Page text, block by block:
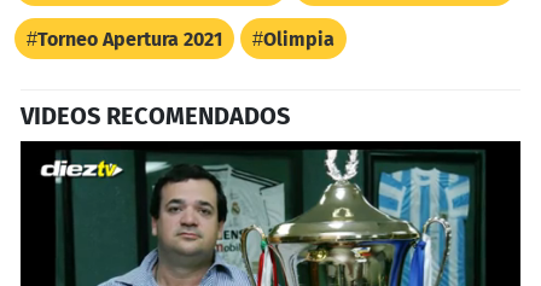
Torneo Apertura 2021 Olimpia
VIDEOS RECOMENDADOS